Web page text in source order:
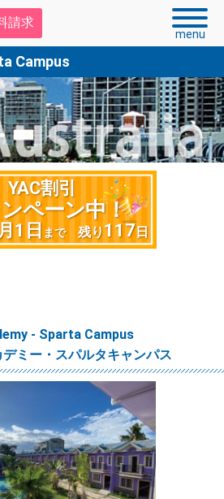
請求
menu
Campus
YAC割引
ペーン中！
1日 まで 残り117日
- Sparta Campus
ミー・スパルタキャンパス